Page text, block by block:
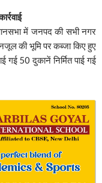
में जनपद की सभी नगर
की भूमि पर कब्जा किए हुए
50 दुकानें निर्मित पाई गई